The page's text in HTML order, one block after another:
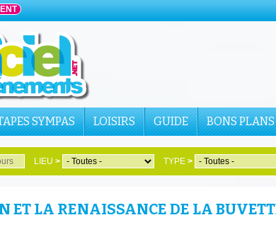
SYMPAS LOISIRS GUIDE BONS PLANS
LIEU> TYPE>
ET LA RENAISSANCE DE LA